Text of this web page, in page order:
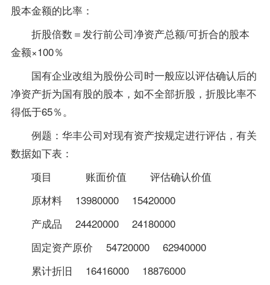
股本金额的比率：
折股倍数＝发行前公司净资产总额/可折合的股本
金额×100％
国有企业改组为股份公司时一般应以评估确认后的
净资产折为国有股的股本，如不全部折股，折股比率不
得低于65％。
例题：华丰公司对现有资产按规定进行评估，有关
数据如下表：
项目 账面价值 评估确认价值
原材料 13980000 15420000
产成品 24420000 24180000
固定资产原价 54720000 62940000
累计折旧 16416000 18876000